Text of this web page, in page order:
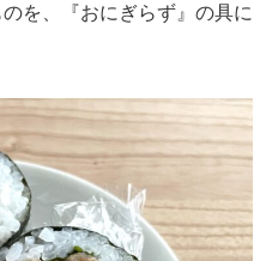
を、『おにぎらず』の具に